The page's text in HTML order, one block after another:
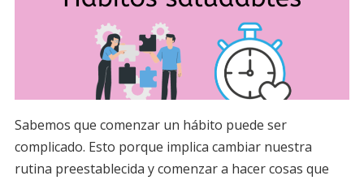
Sabemos que comenzar un hábito puede ser
complicado. Esto porque implica cambiar nuestra
rutina preestablecida y comenzar a hacer cosas que